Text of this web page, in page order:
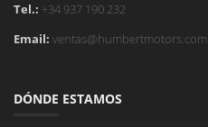
Tel.: +34 937 190 232
Email: ventas@humbertmotors.com
DÓNDE ESTAMOS